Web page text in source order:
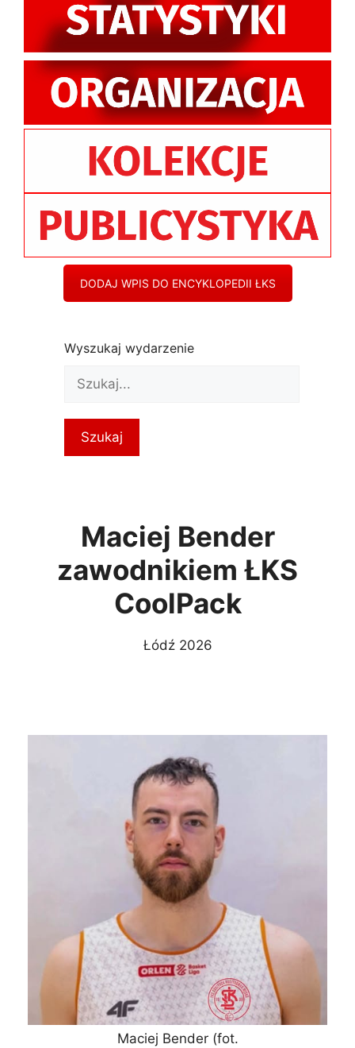
DODAJ WPIS DO ENCYKLOPEDII ŁKS
Wyszukaj wydarzenie
Maciej Bender
zawodnikiem ŁKS
CoolPack
Łódź 2026
Maciej Bender (fot.